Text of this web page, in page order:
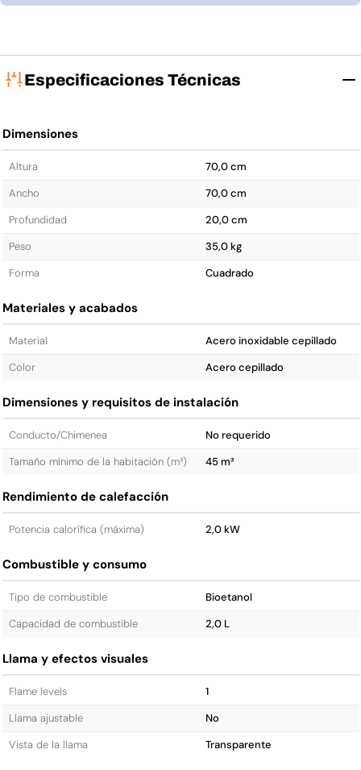
Especificaciones Técnicas
Dimensiones
Altura
70,0 cm
Ancho
70,0 cm
Profundidad
20,0 cm
Peso
35,0 kg
Forma
Cuadrado
Materiales y acabados
Material
Acero inoxidable cepillado
Color
Acero cepillado
Dimensiones y requisitos de instalación
Conducto/Chimenea
No requerido
Tamaño mínimo de la habitación (m³)
45 m³
Rendimiento de calefacción
Potencia calorífica (máxima) 2,0 kW
Combustible y consumo
Tipo de combustible
Bioetanol
Capacidad de combustible
2,0 L
Llama y efectos visuales
Flame levels
1
Llama ajustable
No
Vista de la llama
Transparente